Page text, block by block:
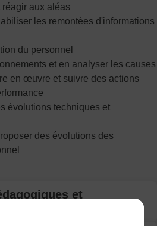
aux aléas
les remontées d'informations
du personnel
et en analyser les causes
en œuvre et suivre des actions
évolutions techniques et
des évolutions des
et